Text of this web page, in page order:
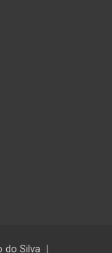
do Silva